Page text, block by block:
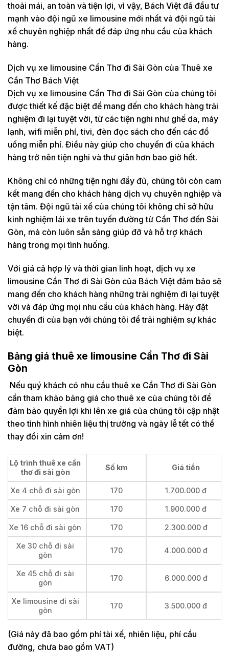
thoải mái, an toàn và tiện lợi, vì vậy, Bách Việt đã đầu tư
mạnh vào đội ngũ xe limousine mới nhất và đội ngũ tài
xế chuyên nghiệp nhất để đáp ứng nhu cầu của khách
hàng.
Dịch vụ xe limousine Cần Thơ đi Sài Gòn của Thuê xe
Cần Thơ Bách Việt
Dịch vụ xe limousine Cần Thơ đi Sài Gòn của chúng tôi
được thiết kế đặc biệt để mang đến cho khách hàng trải
nghiệm đi lại tuyệt vời, từ các tiện nghi như ghế da, máy
lạnh, wifi miễn phí, tivi, đèn đọc sách cho đến các đồ
uống miễn phí. Điều này giúp cho chuyến đi của khách
hàng trở nên tiện nghi và thư giãn hơn bao giờ hết.
Không chỉ có những tiện nghi đầy đủ, chúng tôi còn cam
kết mang đến cho khách hàng dịch vụ chuyên nghiệp và
tận tâm. Đội ngũ tài xế của chúng tôi không chỉ sở hữu
kinh nghiệm lái xe trên tuyến đường từ Cần Thơ đến Sài
Gòn, mà còn luôn sẵn sàng giúp đỡ và hỗ trợ khách
hàng trong mọi tình huống.
Với giá cả hợp lý và thời gian linh hoạt, dịch vụ xe
limousine Cần Thơ đi Sài Gòn của Bách Việt đảm bảo sẽ
mang đến cho khách hàng những trải nghiệm đi lại tuyệt
vời và đáp ứng mọi nhu cầu của khách hàng. Hãy đặt
chuyến đi của bạn với chúng tôi để trải nghiệm sự khác
biệt.
Bảng giá thuê xe limousine Cần Thơ đi Sài
Gòn
Nếu quý khách có nhu cầu thuê xe Cần Thơ đi Sài Gòn
cần tham khảo bảng giá cho thuê xe của chúng tôi để
đảm bảo quyền lợi khi lên xe giá của chúng tôi cập nhật
theo tình hình nhiên liệu thị trường và ngày lễ tết có thể
thay đổi xin cảm ơn!
Lộ trình thuê xe cần
thơ đi sài gòn
Số km Giá tiền
Xe 4 chỗ đi sài gòn 170 1.700.000 đ
Xe 7 chỗ đi sài gòn 170 1.900.000 đ
Xe 16 chỗ đi sài gòn 170 2.300.000 đ
Xe 30 chỗ đi sài
gòn
170 4.000.000 đ
Xe 45 chỗ đi sài
gòn
170 6.000.000 đ
Xe limousine đi sài
gòn
170 3.500.000 đ
(Giá này đã bao gồm phí tài xế, nhiên liệu, phí cầu
đường, chưa bao gồm VAT)